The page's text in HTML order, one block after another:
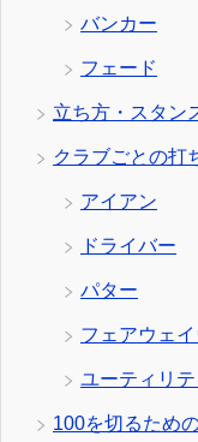
バンカー
フェード
立ち方・スタン
クラブごとの打
アイアン
ドライバー
パター
フェアウェ
ユーティリテ
100を切るため